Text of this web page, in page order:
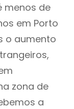
menos de
em Porto
o aumento
zona de
a